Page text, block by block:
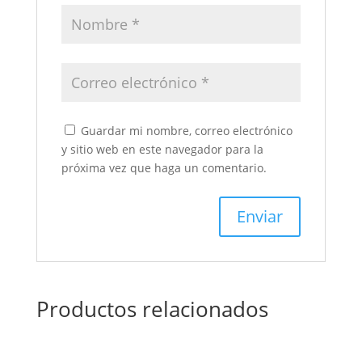
Guardar mi nombre, correo electrónico
y sitio web en este navegador para la
próxima vez que haga un comentario.
Productos relacionados